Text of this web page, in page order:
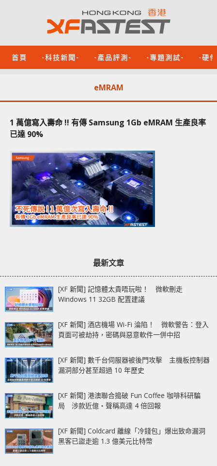
首頁 -科技新聞- -產品評測- -專題測試- -硬
eMRAM
1 萬億寫入壽命 !! 有傳 Samsung 1Gb eMRAM 生產良率
已達 90%
最新文章
[XF 新聞] 記憶體太貴唔玩啦！ 微軟刪走
Windows 11 32GB 配置建議
[XF 新聞] 酒店機場 Wi-Fi 淪陷！ 微軟警告：登入
頁面可被劫持，密碼與惡意軟件一併中招
[XF 新聞] 數千台伺服器被後門攻擊 主機板控制器
漏洞部分甚至超過 10 年歷史
[XF 新聞] 港澳聯合搗破 Fun Coffee 咖啡科研騙
局 涉款近億‧聲稱高達 4 倍回報
[XF 新聞] Coldcard 離線「冷錢包」爆出致命漏洞
黑客已盜走逾 1.3 億美元比特幣